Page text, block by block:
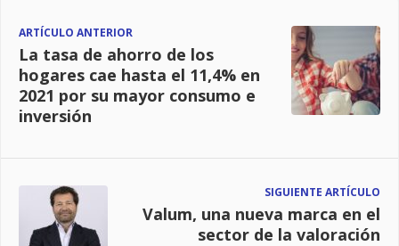
ARTÍCULO ANTERIOR
La tasa de ahorro de los
hogares cae hasta el 11,4% en
2021 por su mayor consumo e
inversión
SIGUIENTE ARTÍCULO
Valum, una nueva marca en el
sector de la valoración